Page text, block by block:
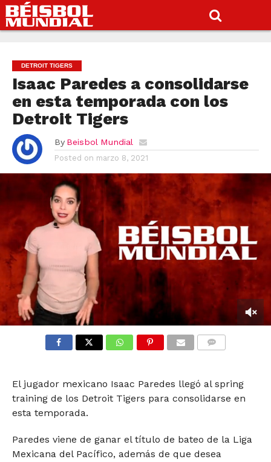
DETROIT TIGERS
Isaac Paredes a consolidarse
en esta temporada con los
Detroit Tigers
By Beisbol Mundial
Posted on marzo 8, 2021
seconds
El jugador mexicano Isaac Paredes llegó al spring
training de los Detroit Tigers para consolidarse en
esta temporada.
Paredes viene de ganar el título de bateo de la Liga
Mexicana del Pacífico, además de que desea